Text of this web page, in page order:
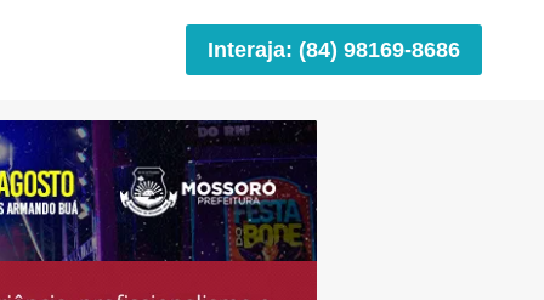
Interaja: (84) 98169-8686